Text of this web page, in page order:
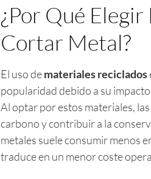
¿Por Qué
Cortar Metal?
El uso demateriales reciclados
popularidad debido a su
Al optar por estos materiales,
carbono y contribuir a la
metales suele consumir menos
traduce en un menor coste